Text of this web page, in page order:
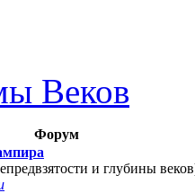
Веков
Форум
и глубины